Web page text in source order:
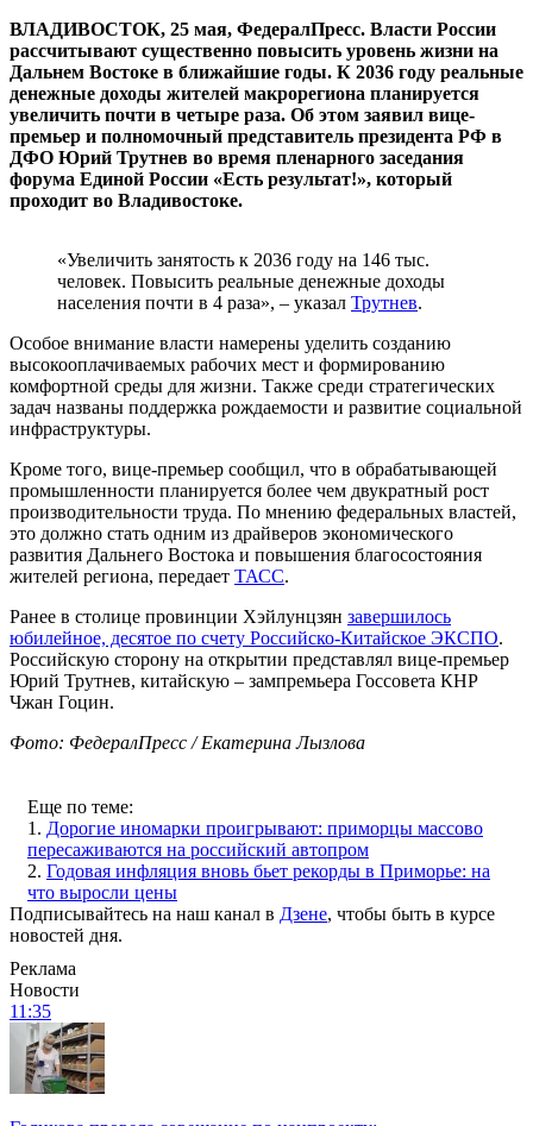
ВЛАДИВОСТОК, 25 мая, ФедералПресс. Власти России
рассчитывают существенно повысить уровень жизни на
Дальнем Востоке в ближайшие годы. К 2036 году реальные
денежные доходы жителей макрорегиона планируется
увеличить почти в четыре раза. Об этом заявил вице-
премьер и полномочный представитель президента РФ в
ДФО Юрий Трутнев во время пленарного заседания
форума Единой России «Есть результат!», который
проходит во Владивостоке.
«Увеличить занятость к 2036 году на 146 тыс.
человек. Повысить реальные денежные доходы
населения почти в 4 раза», – указал Трутнев.
Особое внимание власти намерены уделить созданию
высокооплачиваемых рабочих мест и формированию
комфортной среды для жизни. Также среди стратегических
задач названы поддержка рождаемости и развитие социальной
инфраструктуры.
Кроме того, вице-премьер сообщил, что в обрабатывающей
промышленности планируется более чем двукратный рост
производительности труда. По мнению федеральных властей,
это должно стать одним из драйверов экономического
развития Дальнего Востока и повышения благосостояния
жителей региона, передает ТАСС.
Ранее в столице провинции Хэйлунцзян завершилось
юбилейное, десятое по счету Российско-Китайское ЭКСПО.
Российскую сторону на открытии представлял вице-премьер
Юрий Трутнев, китайскую – зампремьера Госсовета КНР
Чжан Гоцин.
Фото: ФедералПресс / Екатерина Лызлова
Еще по теме:
1. Дорогие иномарки проигрывают: приморцы массово
пересаживаются на российский автопром
2. Годовая инфляция вновь бьет рекорды в Приморье: на
что выросли цены
Подписывайтесь на наш канал в Дзене, чтобы быть в курсе
новостей дня.
Реклама
Новости
11:35